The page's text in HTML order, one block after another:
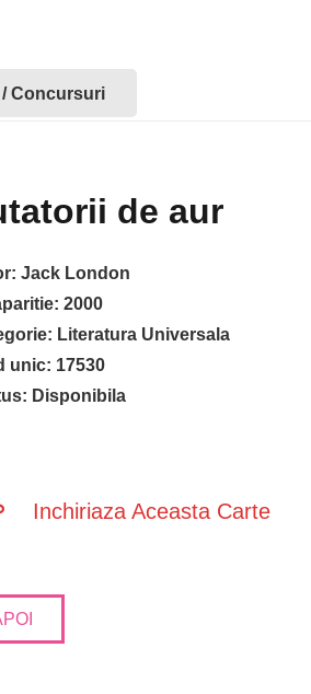
Concursuri
de aur
Jack London
2000
Literatura Universala
unic: 17530
Disponibila
Inchiriaza Aceasta Carte